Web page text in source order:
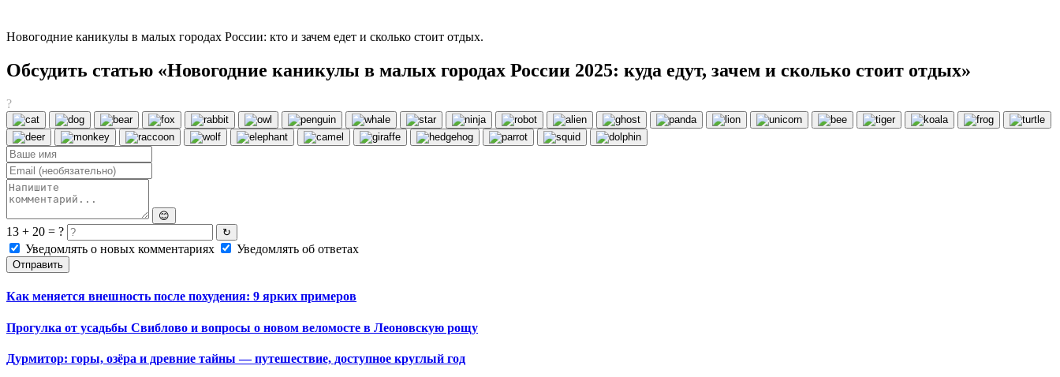
Новогодние каникулы в малых городах России: кто и зачем едет и сколько стоит отдых.
Обсудить статью «Новогодние каникулы в малых городах России 2025: куда едут, зачем и сколько стоит отдых»
?
😊
13 + 20 = ? ↻
Уведомлять о новых комментариях Уведомлять об ответах
Отправить
Как меняется внешность после похудения: 9 ярких примеров
Прогулка от усадьбы Свиблово и вопросы о новом веломосте в Леоновскую рощу
Дурмитор: горы, озёра и древние тайны — путешествие, доступное круглый год